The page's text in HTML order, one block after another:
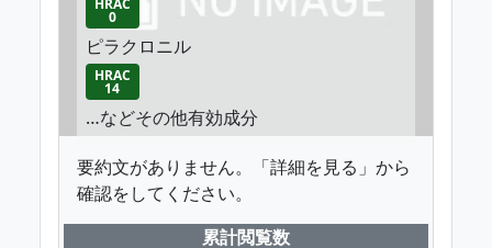
HRAC
0
ピラクロニル
HRAC
14
…などその他有効成分
要約文がありません。「詳細を見る」から
確認をしてください。
累計閲覧数